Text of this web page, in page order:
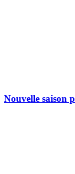
Nouvelle saison